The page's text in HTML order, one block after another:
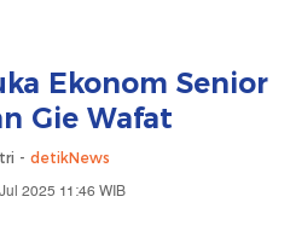
Ekonom Senior
Gie Wafat
- detikNews
2025 11:46 WIB